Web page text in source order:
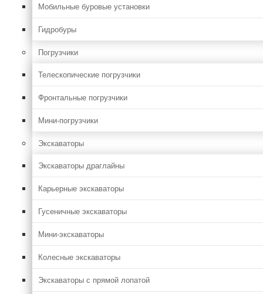
Мобильные буровые установки
Гидробуры
Погрузчики
Телескопические погрузчики
Фронтальные погрузчики
Мини-погрузчики
Экскаваторы
Экскаваторы драглайны
Карьерные экскаваторы
Гусеничные экскаваторы
Мини-экскаваторы
Колесные экскаваторы
Экскаваторы с прямой лопатой